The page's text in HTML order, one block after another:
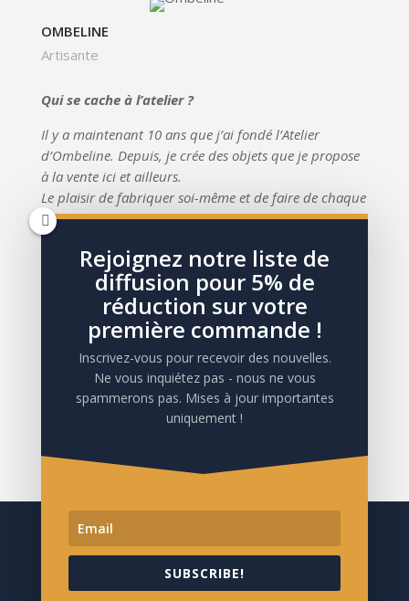
OMBELINE
Artisante
Qui se cache à l’atelier ?
Il y a maintenant 10 ans que j’ai fondé l’Atelier
d’Ombeline. Depuis, je crée des objets que je propose
à la vente ici et ailleurs.
Le plaisir de fabriquer soi-même et de faire de chaque
pièce une pièce unique, en France, dans la région de
Fontainebleau où je suis installée.
Suivez notre actualité !
MENTIONS LÉGALES
© TOUS DROITS RÉSERVÉS 2023 L’ATELIER
Rejoignez notre liste de
diffusion pour 5% de
réduction sur votre
première commande !
Inscrivez-vous pour recevoir des nouvelles.
Ne vous inquiétez pas - nous ne vous
spammerons pas. Mises à jour importantes
uniquement !
SUBSCRIBE!